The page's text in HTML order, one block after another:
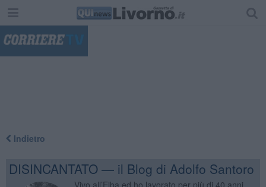
Indietro
DISINCANTATO — il Blog di Adolfo Santoro
Vivo all’Elba ed ho lavorato per più di 40 anni